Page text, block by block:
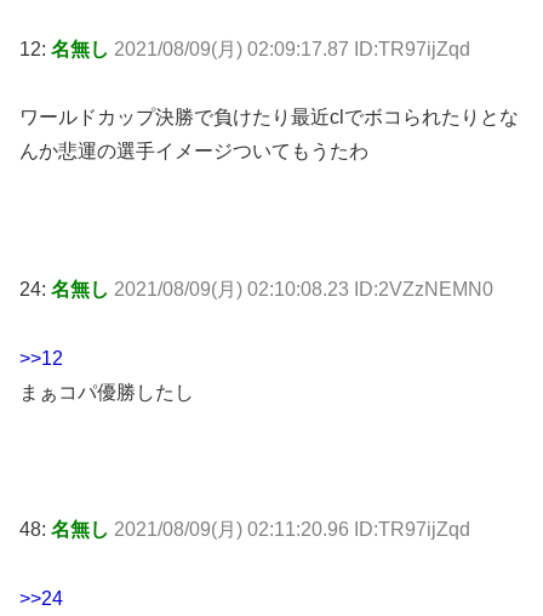
12: 名無し 2021/08/09(月) 02:09:17.87 ID:TR97ijZqd
ワールドカップ決勝で負けたり最近clでボコられたりとな
んか悲運の選手イメージついてもうたわ
24: 名無し 2021/08/09(月) 02:10:08.23 ID:2VZzNEMN0
>>12
まぁコパ優勝したし
48: 名無し 2021/08/09(月) 02:11:20.96 ID:TR97ijZqd
>>24